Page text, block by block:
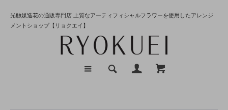
光触媒造花の通販専門店 上質なアーティフィシャルフラワーを使用したアレンジ
メントショップ【リョクエイ】